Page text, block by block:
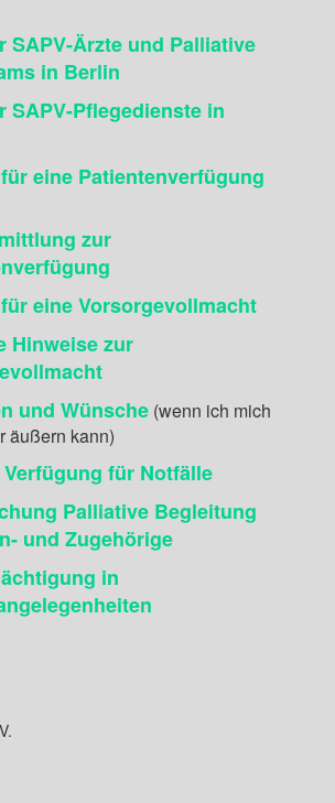
SAPV-Ärzte und Palliative
in Berlin
SAPV-Pflegedienste in
eine Patientenverfügung
zur
eine Vorsorgevollmacht
Hinweise zur
und Wünsche (wenn ich mich
äußern kann)
für Notfälle
Palliative Begleitung
und Zugehörige
in